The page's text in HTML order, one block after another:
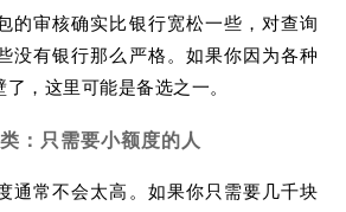
的审核确实比银行宽松一些，对查询
没有银行那么严格。如果你因为各种
，这里可能是备选之一。
：只需要小额度的人
通常不会太高。如果你只需要几千块